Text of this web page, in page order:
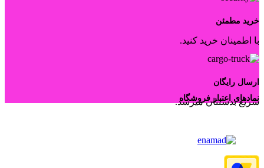
خرید مطمئن
با اطمینان خرید کنید.
ارسال رایگان
سریع بدستتان میرسد.
نمادهای اعتبار فروشگاه